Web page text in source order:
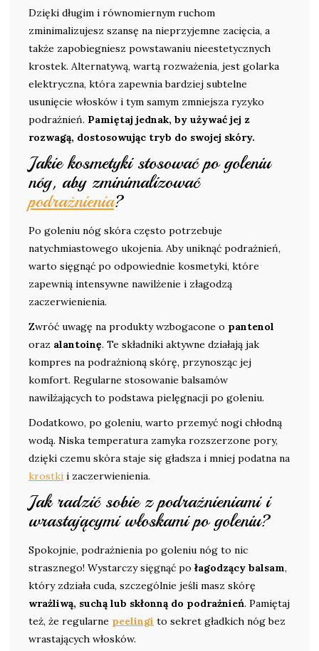
Dzięki długim i równomiernym ruchom
zminimalizujesz szansę na nieprzyjemne zacięcia, a
także zapobiegniesz powstawaniu nieestetycznych
krostek. Alternatywą, wartą rozważenia, jest golarka
elektryczna, która zapewnia bardziej subtelne
usunięcie włosków i tym samym zmniejsza ryzyko
podrażnień. Pamiętaj jednak, by używać jej z
rozwagą, dostosowując tryb do swojej skóry.
Jakie kosmetyki stosować po goleniu
nóg, aby zminimalizować
podrażnienia?
Po goleniu nóg skóra często potrzebuje
natychmiastowego ukojenia. Aby uniknąć podrażnień,
warto sięgnąć po odpowiednie kosmetyki, które
zapewnią intensywne nawilżenie i złagodzą
zaczerwienienia.
Zwróć uwagę na produkty wzbogacone o pantenol
oraz alantoinę. Te składniki aktywne działają jak
kompres na podrażnioną skórę, przynosząc jej
komfort. Regularne stosowanie balsamów
nawilżających to podstawa pielęgnacji po goleniu.
Dodatkowo, po goleniu, warto przemyć nogi chłodną
wodą. Niska temperatura zamyka rozszerzone pory,
dzięki czemu skóra staje się gładsza i mniej podatna na
krostki i zaczerwienienia.
Jak radzić sobie z podrażnieniami i
wrastającymi włoskami po goleniu?
Spokojnie, podrażnienia po goleniu nóg to nic
strasznego! Wystarczy sięgnąć po łagodzący balsam,
który zdziała cuda, szczególnie jeśli masz skórę
wrażliwą, suchą lub skłonną do podrażnień. Pamiętaj
też, że regularne peelingi to sekret gładkich nóg bez
wrastających włosków.